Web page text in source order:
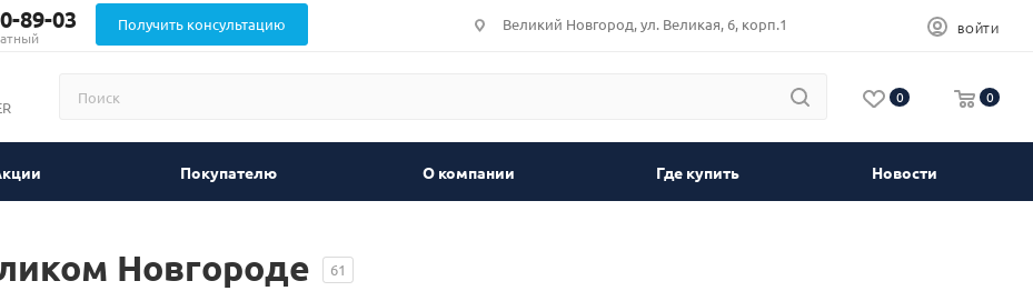
89-03 Получить консультацию Великий Новгород, ул. Великая, 6, корп.1 ВОЙТИ
0 0
Покупателю О компании Где купить Новости
Новгороде 61